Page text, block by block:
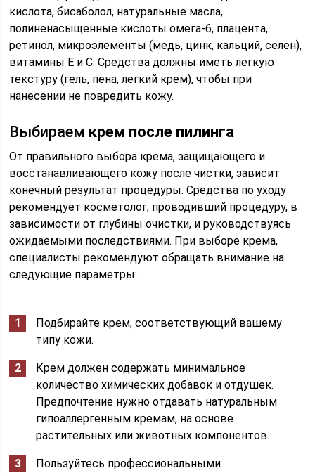
кислота, бисаболол, натуральные масла,
полиненасыщенные кислоты омега-6, плацента,
ретинол, микроэлементы (медь, цинк, кальций, селен),
витамины Е и С. Средства должны иметь легкую
текстуру (гель, пена, легкий крем), чтобы при
нанесении не повредить кожу.
Выбираем крем после пилинга
От правильного выбора крема, защищающего и
восстанавливающего кожу после чистки, зависит
конечный результат процедуры. Средства по уходу
рекомендует косметолог, проводивший процедуру, в
зависимости от глубины очистки, и руководствуясь
ожидаемыми последствиями. При выборе крема,
специалисты рекомендуют обращать внимание на
следующие параметры:
Подбирайте крем, соответствующий вашему
типу кожи.
Крем должен содержать минимальное
количество химических добавок и отдушек.
Предпочтение нужно отдавать натуральным
гипоаллергенным кремам, на основе
растительных или животных компонентов.
Пользуйтесь профессиональными